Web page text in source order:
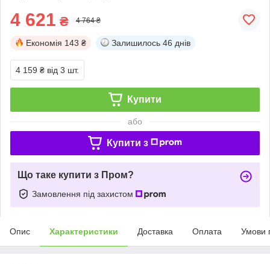
4 621 ₴ 4 764 ₴
Економія 143 ₴ Залишилось 46 днів
4 159 ₴ від 3 шт.
Купити
або
Купити з
Що таке купити з Пром?
Замовлення під захистом
Опис Характеристики Доставка Оплата Умови